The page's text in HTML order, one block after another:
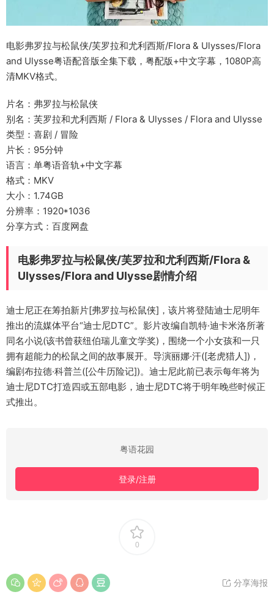
电影弗罗拉与松鼠侠/芙罗拉和尤利西斯/Flora & Ulysses/Flora
and Ulysse粤语配音版全集下载，粤配版+中文字幕，1080P高
清MKV格式。
片名：弗罗拉与松鼠侠
别名：芙罗拉和尤利西斯 / Flora & Ulysses / Flora and Ulysse
类型：喜剧 / 冒险
片长：95分钟
语言：单粤语音轨+中文字幕
格式：MKV
大小：1.74GB
分辨率：1920*1036
分享方式：百度网盘
电影弗罗拉与松鼠侠/芙罗拉和尤利西斯/Flora &
Ulysses/Flora and Ulysse剧情介绍
迪士尼正在筹拍新片[弗罗拉与松鼠侠]，该片将登陆迪士尼明年
推出的流媒体平台“迪士尼DTC”。影片改编自凯特·迪卡米洛所著
同名小说(该书曾获纽伯瑞儿童文学奖)，围绕一个小女孩和一只
拥有超能力的松鼠之间的故事展开。导演丽娜·汗([老虎猎人])，
编剧布拉德·科普兰([公牛历险记])。迪士尼此前已表示每年将为
迪士尼DTC打造四或五部电影，迪士尼DTC将于明年晚些时候正
式推出。
粤语花园
登录/注册
0
分享海报